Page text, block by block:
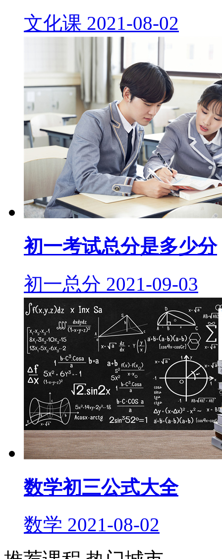
文化课 2021-08-02
初一考试总分是多少分
初一总分 2021-09-03
数学初三公式大全
数学 2021-08-02